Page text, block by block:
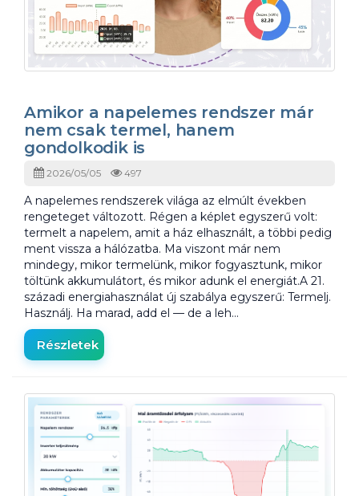
Amikor a napelemes rendszer már
nem csak termel, hanem
gondolkodik is
2026/05/05 497
A napelemes rendszerek világa az elmúlt években
rengeteget változott. Régen a képlet egyszerű volt:
termelt a napelem, amit a ház elhasznált, a többi pedig
ment vissza a hálózatba. Ma viszont már nem
mindegy, mikor termelünk, mikor fogyasztunk, mikor
töltünk akkumulátort, és mikor adunk el energiát.A 21.
századi energiahasználat új szabálya egyszerű: Termelj.
Használj. Ha marad, add el — de a leh…
Részletek